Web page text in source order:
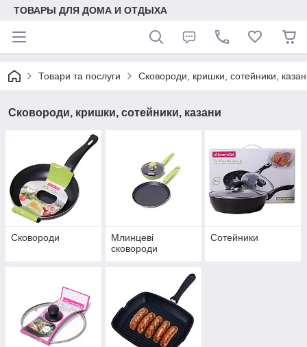
ТОВАРЫ ДЛЯ ДОМА И ОТДЫХА
Товари та послуги Сковороди, кришки, сотейники,
Сковороди, кришки, сотейники, казани
Сковороди
Млинцеві
сковороди
Сотейники